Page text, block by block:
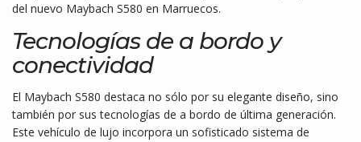
del nuevo Maybach S580 en Marruecos.
Tecnologías de a bordo y
conectividad
El Maybach S580 destaca no sólo por su elegante diseño, sino
también por sus tecnologías de a bordo de última generación.
Este vehículo de lujo incorpora un sofisticado sistema de